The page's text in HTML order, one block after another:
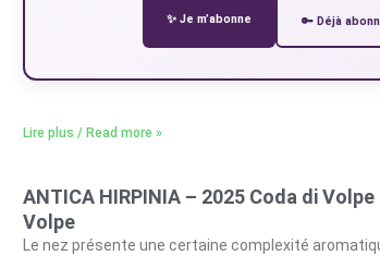
✨ Je m’abonne 🔑 Déjà
Lire plus / Read more »
ANTICA HIRPINIA – 2025 Coda di
Volpe
Le nez présente une certaine complexité